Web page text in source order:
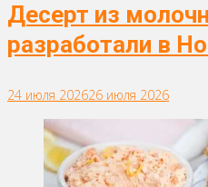
Десерт из
разработали в
24 июля 202626 июля 2026